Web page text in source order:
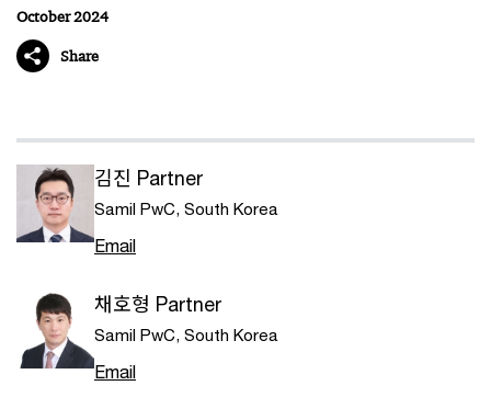
October 2024
Share
김진 Partner
Samil PwC, South Korea
Email
채호형 Partner
Samil PwC, South Korea
Email